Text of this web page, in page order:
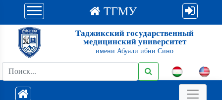
ТГМУ
Таджикский государственный
медицинский университет
имени Абуали ибни Сино